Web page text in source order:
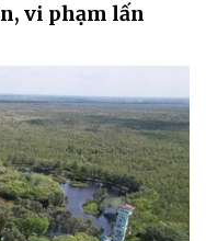
vi phạm lấn